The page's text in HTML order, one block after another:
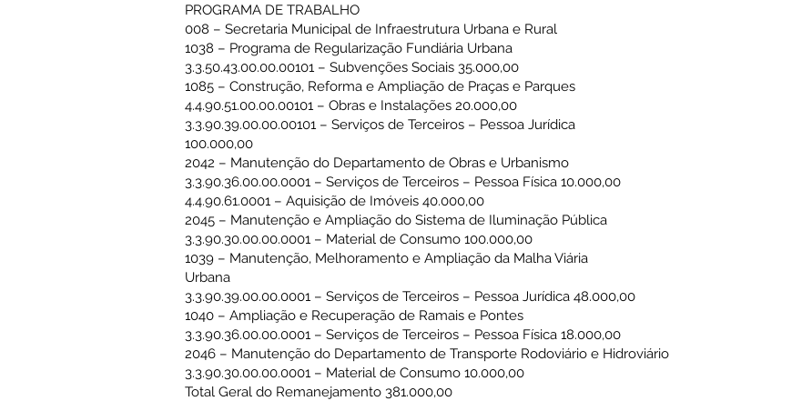
PROGRAMA DE TRABALHO
008 – Secretaria Municipal de Infraestrutura Urbana e Rural
1038 – Programa de Regularização Fundiária Urbana
3.3.50.43.00.00.00101 – Subvenções Sociais 35.000,00
1085 – Construção, Reforma e Ampliação de Praças e Parques
4.4.90.51.00.00.00101 – Obras e Instalações 20.000,00
3.3.90.39.00.00.00101 – Serviços de Terceiros – Pessoa Jurídica
100.000,00
2042 – Manutenção do Departamento de Obras e Urbanismo
3.3.90.36.00.00.0001 – Serviços de Terceiros – Pessoa Física 10.000,00
4.4.90.61.0001 – Aquisição de Imóveis 40.000,00
2045 – Manutenção e Ampliação do Sistema de Iluminação Pública
3.3.90.30.00.00.0001 – Material de Consumo 100.000,00
1039 – Manutenção, Melhoramento e Ampliação da Malha Viária
Urbana
3.3.90.39.00.00.0001 – Serviços de Terceiros – Pessoa Jurídica 48.000,00
1040 – Ampliação e Recuperação de Ramais e Pontes
3.3.90.36.00.00.0001 – Serviços de Terceiros – Pessoa Física 18.000,00
2046 – Manutenção do Departamento de Transporte Rodoviário e Hidroviário
3.3.90.30.00.00.0001 – Material de Consumo 10.000,00
Total Geral do Remanejamento 381.000,00